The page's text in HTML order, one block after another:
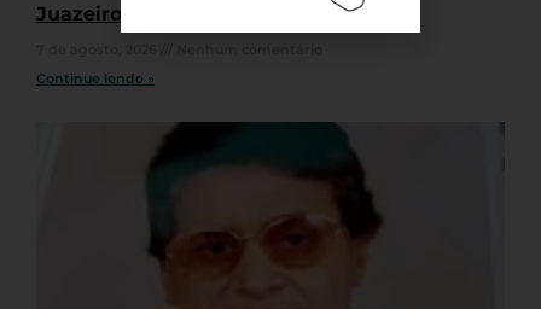
Juazeiro do Norte
Continue lendo »